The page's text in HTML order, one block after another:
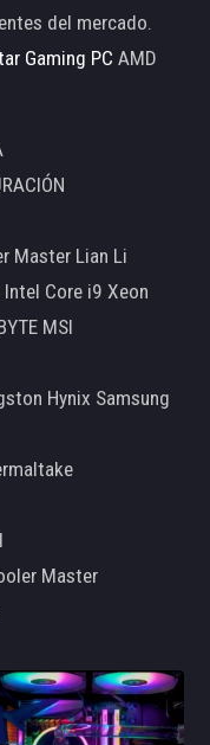
del mercado.
Gaming PC AMD
Master Lian Li
Intel Core i9 Xeon
MSI
Hynix Samsung
Master